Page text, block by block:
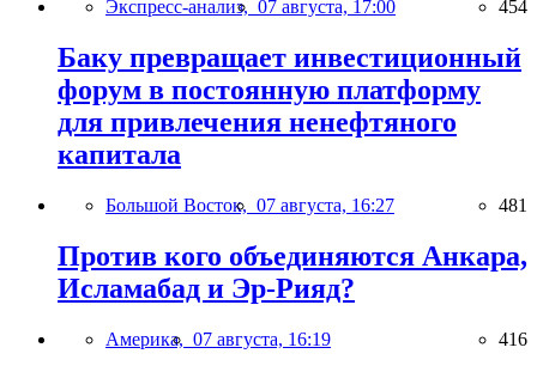
Экспресс-анализ, 07 августа, 17:00 454
Баку превращает инвестиционный
форум в постоянную платформу
для привлечения ненефтяного
капитала
Большой Восток, 07 августа, 16:27 481
Против кого объединяются Анкара,
Исламабад и Эр-Рияд?
Америка, 07 августа, 16:19 416